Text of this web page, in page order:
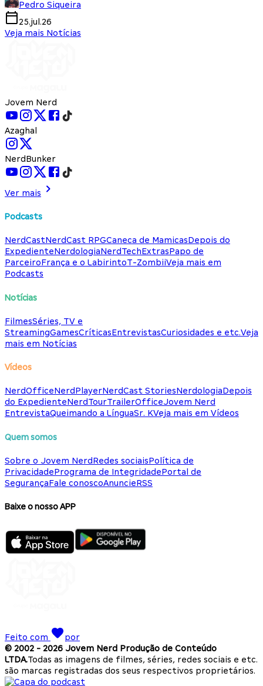
Pedro Siqueira
25.jul.26
Veja mais Notícias
Jovem Nerd
Azaghal
NerdBunker
Ver mais
Podcasts
NerdCastNerdCast RPGCaneca de MamicasDepois do
ExpedienteNerdologiaNerdTechExtrasPapo de
ParceiroFrança e o LabirintoT-ZombiiVeja mais em
Podcasts
Notícias
FilmesSéries, TV e
StreamingGamesCríticasEntrevistasCuriosidades e etc.Veja
mais em Notícias
Vídeos
NerdOfficeNerdPlayerNerdCast StoriesNerdologiaDepois
do ExpedienteNerdTourTrailerOfficeJovem Nerd
EntrevistaQueimando a LínguaSr. KVeja mais em Vídeos
Quem somos
Sobre o Jovem NerdRedes sociaisPolítica de
PrivacidadePrograma de IntegridadePortal de
SegurançaFale conoscoAnuncieRSS
Baixe o nosso APP
Feito com
por
© 2002 - 2026 Jovem Nerd Produção de Conteúdo
LTDA.Todas as imagens de filmes, séries, redes sociais e etc.
são marcas registradas dos seus respectivos proprietários.